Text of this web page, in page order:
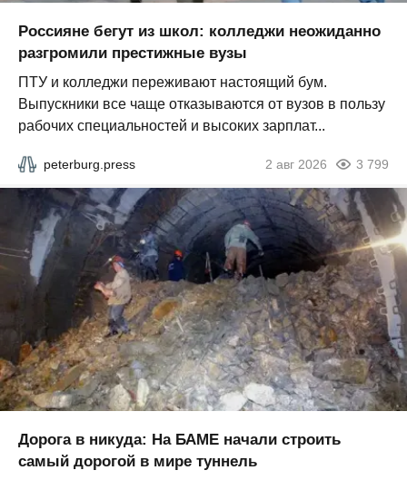
Россияне бегут из школ: колледжи неожиданно
разгромили престижные вузы
ПТУ и колледжи переживают настоящий бум.
Выпускники все чаще отказываются от вузов в пользу
рабочих специальностей и высоких зарплат...
peterburg.press 2 авг 2026 3 799
Дорога в никуда: На БАМЕ начали строить
самый дорогой в мире туннель